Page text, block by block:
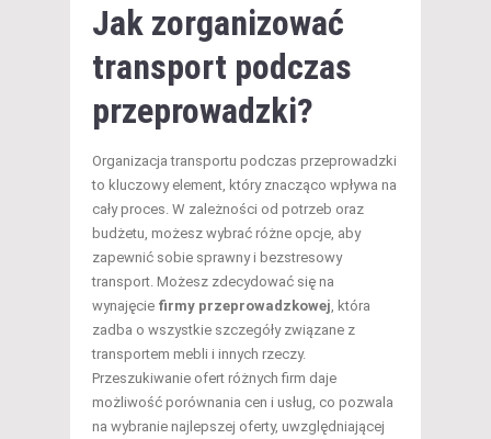
Jak zorganizować
transport podczas
przeprowadzki?
Organizacja transportu podczas przeprowadzki
to kluczowy element, który znacząco wpływa na
cały proces. W zależności od potrzeb oraz
budżetu, możesz wybrać różne opcje, aby
zapewnić sobie sprawny i bezstresowy
transport. Możesz zdecydować się na
wynajęcie firmy przeprowadzkowej , która
zadba o wszystkie szczegóły związane z
transportem mebli i innych rzeczy.
Przeszukiwanie ofert różnych firm daje
możliwość porównania cen i usług, co pozwala
na wybranie najlepszej oferty, uwzględniającej